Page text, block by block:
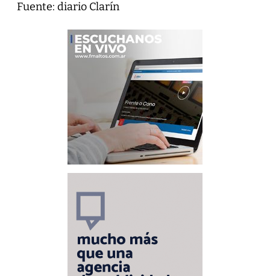
Fuente: diario Clarín